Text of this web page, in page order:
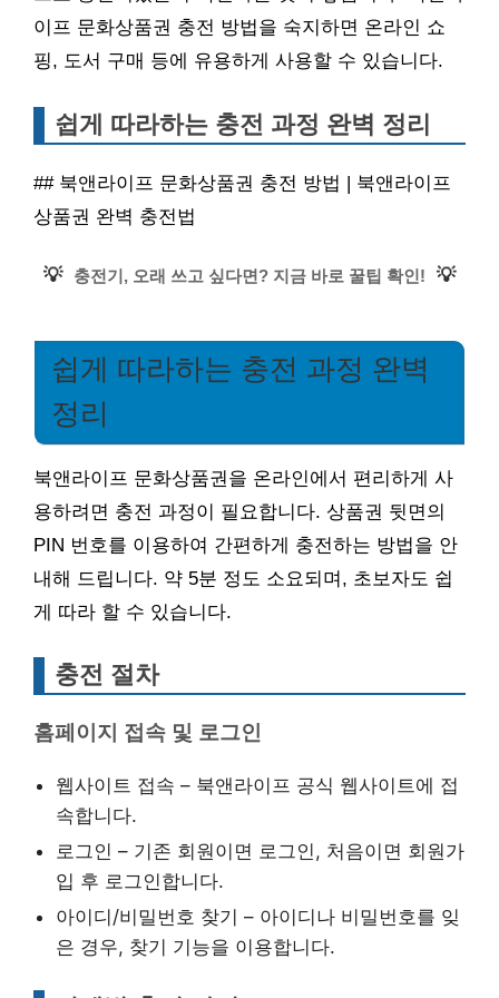
이프 문화상품권 충전 방법을 숙지하면 온라인 쇼
핑, 도서 구매 등에 유용하게 사용할 수 있습니다.
쉽게 따라하는 충전 과정 완벽 정리
## 북앤라이프 문화상품권 충전 방법 | 북앤라이프
상품권 완벽 충전법
💡 충전기, 오래 쓰고 싶다면? 지금 바로 꿀팁 확인! 💡
쉽게 따라하는 충전 과정 완벽
정리
북앤라이프 문화상품권을 온라인에서 편리하게 사
용하려면 충전 과정이 필요합니다. 상품권 뒷면의
PIN 번호를 이용하여 간편하게 충전하는 방법을 안
내해 드립니다. 약 5분 정도 소요되며, 초보자도 쉽
게 따라 할 수 있습니다.
충전 절차
홈페이지 접속 및 로그인
웹사이트 접속 – 북앤라이프 공식 웹사이트에 접
속합니다.
로그인 – 기존 회원이면 로그인, 처음이면 회원가
입 후 로그인합니다.
아이디/비밀번호 찾기 – 아이디나 비밀번호를 잊
은 경우, 찾기 기능을 이용합니다.